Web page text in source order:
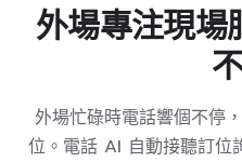
外場專注現場
外場忙碌時電話響個不停
位。電話 AI 自動接聽訂位